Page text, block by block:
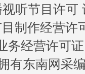
听节目许可
制作经营许
务经营许可
有东南网采